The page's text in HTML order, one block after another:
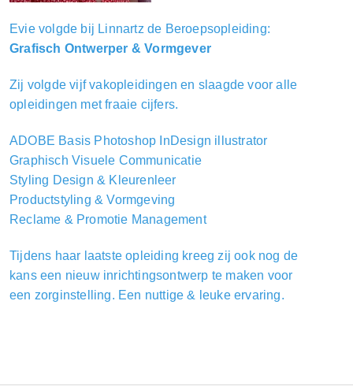
Evie volgde bij Linnartz de Beroepsopleiding:
Grafisch Ontwerper & Vormgever
Zij volgde vijf vakopleidingen en slaagde voor alle
opleidingen met fraaie cijfers.
ADOBE Basis Photoshop InDesign illustrator
Graphisch Visuele Communicatie
Styling Design & Kleurenleer
Productstyling & Vormgeving
Reclame & Promotie Management
Tijdens haar laatste opleiding kreeg zij ook nog de
kans een nieuw inrichtingsontwerp te maken voor
een zorginstelling. Een nuttige & leuke ervaring.